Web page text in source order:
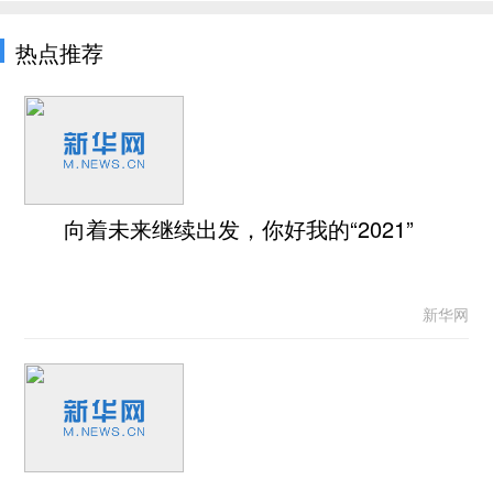
热点推荐
向着未来继续出发，你好我的“2021”
新华网